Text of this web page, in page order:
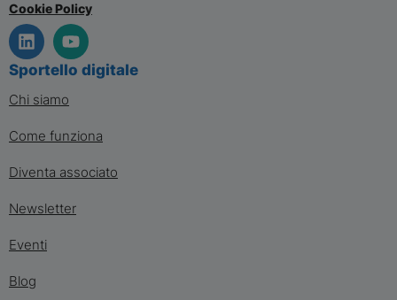
Cookie Policy
Sportello digitale
Chi siamo
Come funziona
Diventa associato
Newsletter
Eventi
Blog